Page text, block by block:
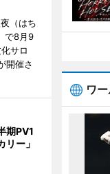
（はち
で8月9
サロ
開催さ
期PV1
リー」
ワ